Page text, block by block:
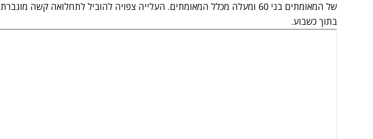
של המאומתים בני 60 ומעלה מכלל המאומתים. העלייה צפויה להוביל לתחלואה קשה מוגברת
בתוך כשבוע.